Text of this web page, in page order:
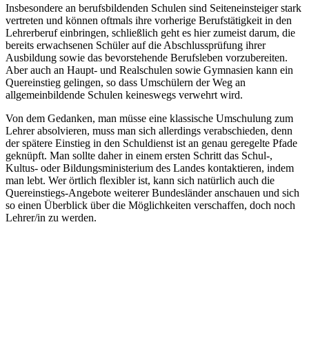
Insbesondere an berufsbildenden Schulen sind Seiteneinsteiger stark
vertreten und können oftmals ihre vorherige Berufstätigkeit in den
Lehrerberuf einbringen, schließlich geht es hier zumeist darum, die
bereits erwachsenen Schüler auf die Abschlussprüfung ihrer
Ausbildung sowie das bevorstehende Berufsleben vorzubereiten.
Aber auch an Haupt- und Realschulen sowie Gymnasien kann ein
Quereinstieg gelingen, so dass Umschülern der Weg an
allgemeinbildende Schulen keineswegs verwehrt wird.
Von dem Gedanken, man müsse eine klassische Umschulung zum
Lehrer absolvieren, muss man sich allerdings verabschieden, denn
der spätere Einstieg in den Schuldienst ist an genau geregelte Pfade
geknüpft. Man sollte daher in einem ersten Schritt das Schul-,
Kultus- oder Bildungsministerium des Landes kontaktieren, indem
man lebt. Wer örtlich flexibler ist, kann sich natürlich auch die
Quereinstiegs-Angebote weiterer Bundesländer anschauen und sich
so einen Überblick über die Möglichkeiten verschaffen, doch noch
Lehrer/in zu werden.